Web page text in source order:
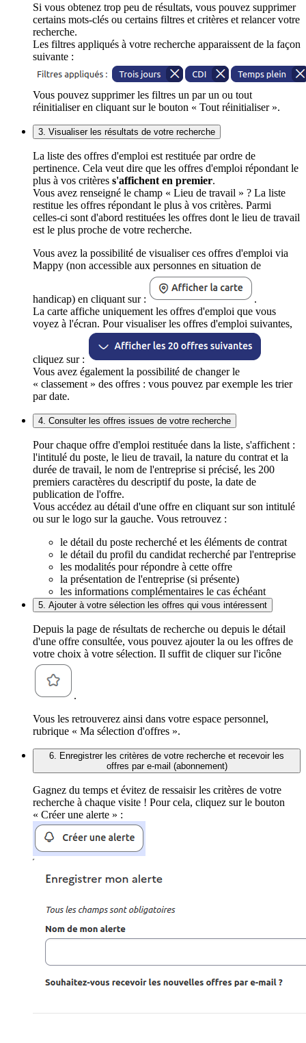
Si vous obtenez trop peu de résultats, vous pouvez supprimer
certains mots-clés ou certains filtres et critères et relancer votre
recherche.
Les filtres appliqués à votre recherche apparaissent de la façon
suivante :
Vous pouvez supprimer les filtres un par un ou tout
réinitialiser en cliquant sur le bouton « Tout réinitialiser ».
3. Visualiser les résultats de votre recherche
La liste des offres d'emploi est restituée par ordre de
pertinence. Cela veut dire que les offres d'emploi répondant le
plus à vos critères s'affichent en premier.
Vous avez renseigné le champ « Lieu de travail » ? La liste
restitue les offres répondant le plus à vos critères. Parmi
celles-ci sont d'abord restituées les offres dont le lieu de travail
est le plus proche de votre recherche.
Vous avez la possibilité de visualiser ces offres d'emploi via
Mappy (non accessible aux personnes en situation de
handicap) en cliquant sur :
.
La carte affiche uniquement les offres d'emploi que vous
voyez à l'écran. Pour visualiser les offres d'emploi suivantes,
cliquez sur :
Vous avez également la possibilité de changer le
« classement » des offres : vous pouvez par exemple les trier
par date.
4. Consulter les offres issues de votre recherche
Pour chaque offre d'emploi restituée dans la liste, s'affichent :
l'intitulé du poste, le lieu de travail, la nature du contrat et la
durée de travail, le nom de l'entreprise si précisé, les 200
premiers caractères du descriptif du poste, la date de
publication de l'offre.
Vous accédez au détail d'une offre en cliquant sur son intitulé
ou sur le logo sur la gauche. Vous retrouvez :
le détail du poste recherché et les éléments de contrat
le détail du profil du candidat recherché par l'entreprise
les modalités pour répondre à cette offre
la présentation de l'entreprise (si présente)
les informations complémentaires le cas échéant
5. Ajouter à votre sélection les offres qui vous intéressent
Depuis la page de résultats de recherche ou depuis le détail
d'une offre consultée, vous pouvez ajouter la ou les offres de
votre choix à votre sélection. Il suffit de cliquer sur l'icône
.
Vous les retrouverez ainsi dans votre espace personnel,
rubrique « Ma sélection d'offres ».
6. Enregistrer les critères de votre recherche et recevoir les
offres par e-mail (abonnement)
Gagnez du temps et évitez de ressaisir les critères de votre
recherche à chaque visite ! Pour cela, cliquez sur le bouton
« Créer une alerte » :